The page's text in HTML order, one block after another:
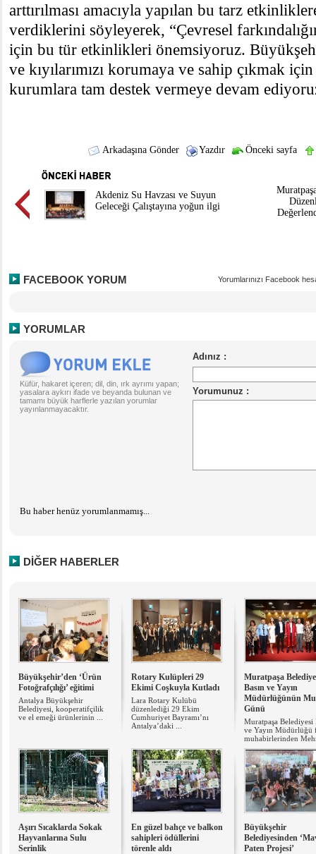
arttırılması amacıyla yapılan bu tarz
verdiklerini söyleyerek, “Çevresel
için bu tür etkinlikleri önemsiyoruz.
ve kıyılarımızı korumaya ve sahip çıkmak
kurumlara tam destek vermeye devam
Arkadaşına Gönder Yazdır Önceki sayfa
Akdeniz Su Havzası ve Suyun
Geleceği Çalıştayına yoğun ilgi
FACEBOOK YORUM Yorumlarınızı Facebook
YORUMLAR
Küfür, hakaret içeren; dil, din, ırk ayrımı yapan;
yasalara aykırı ifade ve beyanda bulunan ve
tamamı büyük harflerle yazılan yorumlar
yayınlanmayacaktır.
Bu haber henüz yorumlanmamış...
DİĞER HABERLER
Büyükşehir’den ‘Ürün
Fotoğrafçılığı’ eğitimi
Antalya Büyükşehir
Belediyesi, kooperatifçilik
ve el emeği ürünlerinin ...
Rotary Kulüpleri 29
Ekimi Coşkuyla Kutladı
Lara Rotary Kulübü
düzenlediği 29 Ekim
Cumhuriyet Bayramı’nı
Antalya’daki ...
Muratpaşa
Basın ve Yayın
Müdürlüğünün
Günü
Muratpaşa Belediyesi
ve Yayın Müdürlüğü
muhabirlerinden
Aşırı Sıcaklarda Sokak
Hayvanlarına Sulu
Serinlik
En güzel bahçe ve balkon
sahipleri ödüllerini
törenle aldı
Büyükşehir
Belediyesinden
Paten Projesi’